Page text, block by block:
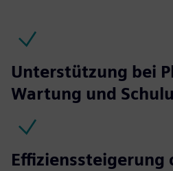
Unterstützung bei
Wartung und
Effizienssteigerung